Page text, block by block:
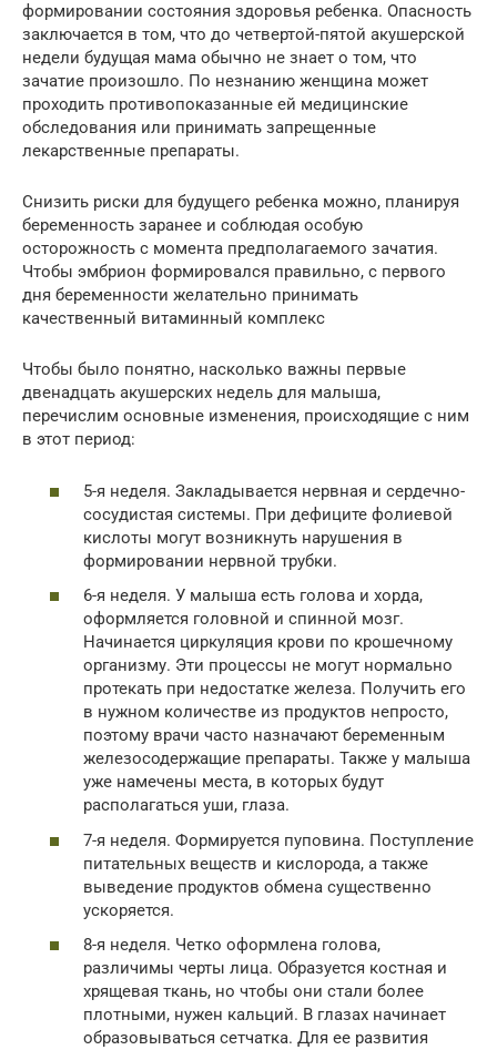
формировании состояния здоровья ребенка. Опасность
заключается в том, что до четвертой-пятой акушерской
недели будущая мама обычно не знает о том, что
зачатие произошло. По незнанию женщина может
проходить противопоказанные ей медицинские
обследования или принимать запрещенные
лекарственные препараты.
Снизить риски для будущего ребенка можно, планируя
беременность заранее и соблюдая особую
осторожность с момента предполагаемого зачатия.
Чтобы эмбрион формировался правильно, с первого
дня беременности желательно принимать
качественный витаминный комплекс
Чтобы было понятно, насколько важны первые
двенадцать акушерских недель для малыша,
перечислим основные изменения, происходящие с ним
в этот период:
5-я неделя. Закладывается нервная и сердечно-
сосудистая системы. При дефиците фолиевой
кислоты могут возникнуть нарушения в
формировании нервной трубки.
6-я неделя. У малыша есть голова и хорда,
оформляется головной и спинной мозг.
Начинается циркуляция крови по крошечному
организму. Эти процессы не могут нормально
протекать при недостатке железа. Получить его
в нужном количестве из продуктов непросто,
поэтому врачи часто назначают беременным
железосодержащие препараты. Также у малыша
уже намечены места, в которых будут
располагаться уши, глаза.
7-я неделя. Формируется пуповина. Поступление
питательных веществ и кислорода, а также
выведение продуктов обмена существенно
ускоряется.
8-я неделя. Четко оформлена голова,
различимы черты лица. Образуется костная и
хрящевая ткань, но чтобы они стали более
плотными, нужен кальций. В глазах начинает
образовываться сетчатка. Для ее развития